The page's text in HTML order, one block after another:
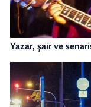
Yazar, şair ve